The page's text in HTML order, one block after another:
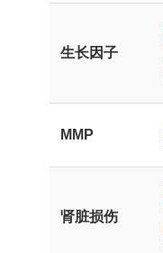
生长因子
MMP
肾脏损伤